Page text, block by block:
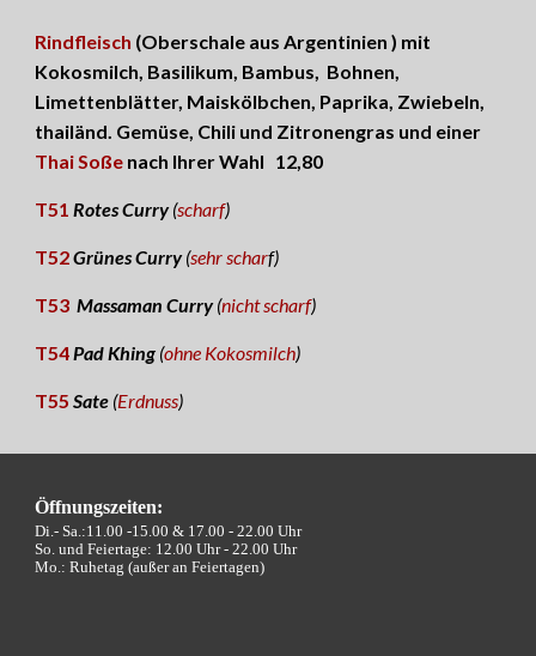
Rindfleisch (Oberschale aus Argentinien ) mit
Kokosmilch, Basilikum, Bambus, Bohnen,
Limettenblätter, Maiskölbchen, Paprika, Zwiebeln,
thailänd. Gemüse, Chili und Zitronengras und einer
Thai Soße nach Ihrer Wahl 12,80
T51 Rotes Curry(scharf)
T52Grünes Curry(sehr scharf)
T53 Massaman Curry(nicht scharf)
T54Pad Khing (ohne Kokosmilch)
T55 Sate (Erdnuss)
Öffnungszeiten:
Di.- Sa.:11.00 -15.00 & 17.00 - 22.00 Uhr
So. und Feiertage: 12.00 Uhr - 22.00 Uhr
Mo.: Ruhetag (außer an Feiertagen)